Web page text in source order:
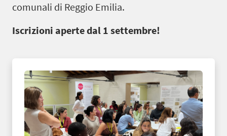
comunali di Reggio Emilia.
Iscrizioni aperte dal 1 settembre!